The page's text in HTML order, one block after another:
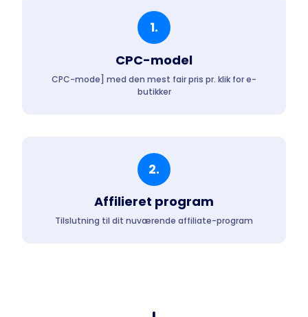
1.
CPC-model
CPC-mode] med den mest fair pris pr. klik for e-
butikker
2.
Affilieret program
Tilslutning til dit nuværende affiliate-program